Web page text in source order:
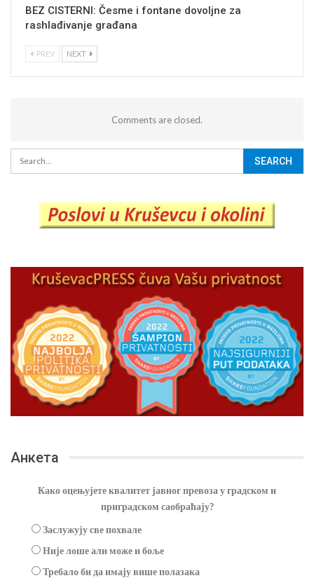
BEZ CISTERNI: Česme i fontane dovoljne za
rashlađivanje građana
PREV NEXT
Comments are closed.
Анкета
Како оцењујете квалитет јавног превоза у градском и
приградском саобраћају?
Заслужују све похвале
Није лоше али може и боље
Требало би да имају више полазака